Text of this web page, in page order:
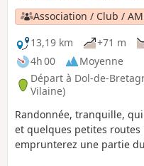
Association / Club /
13,19 km
+71 m
4h 00
Moyenne
Départ à Dol-de-
Vilaine)
Randonnée, tranquille,
et quelques petites routes
emprunterez une partie